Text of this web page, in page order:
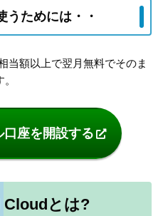
ためには・・
当額以上で翌月無料でそのま
口座を開設する
とは?